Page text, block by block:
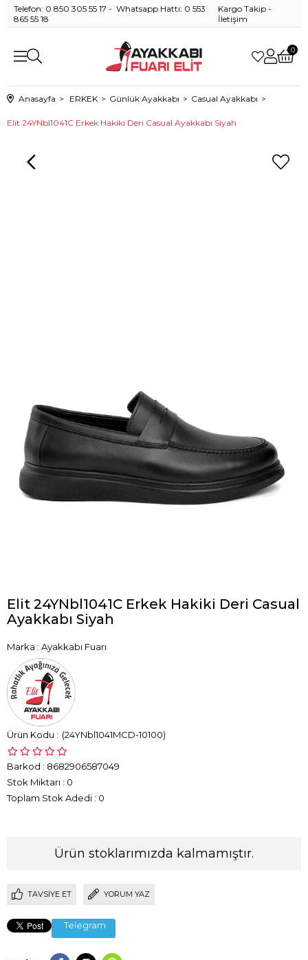
Telefon: 0 850 305 55 17 - Whatsapp Hattı: 0 553
865 55 18
Kargo Takip -
İletişim
0
Anasayfa ERKEK Günlük Ayakkabı Casual Ayakkabı
Elit 24YNbl1041C Erkek Hakiki Deri Casual Ayakkabı Siyah
Elit 24YNbl1041C Erkek Hakiki Deri Casual
Ayakkabı Siyah
Marka : Ayakkabı Fuarı
(24YNbl1041MCD-10100)
Barkod : 8682906587049
Stok Miktarı : 0
Toplam Stok Adedi : 0
Ürün stoklarımızda kalmamıştır.
TAVSIYE ET YORUM YAZ
Telegram